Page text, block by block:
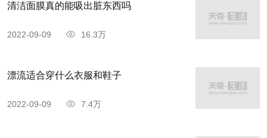
清洁面膜真的能吸出脏东西吗
2022-09-09 16.3万
漂流适合穿什么衣服和鞋子
2022-09-09 7.4万